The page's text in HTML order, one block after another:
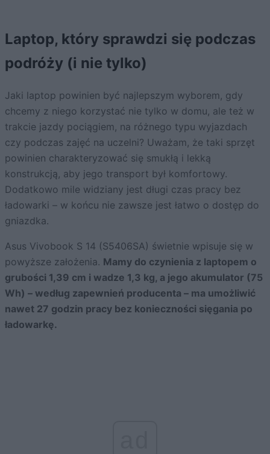
Laptop, który sprawdzi się podczas
podróży (i nie tylko)
Jaki laptop powinien być najlepszym wyborem, gdy
chcemy z niego korzystać nie tylko w domu, ale też w
trakcie jazdy pociągiem, na różnego typu wyjazdach
czy podczas zajęć na uczelni? Uważam, że taki sprzęt
powinien charakteryzować się smukłą i lekką
konstrukcją, aby jego transport był komfortowy.
Dodatkowo mile widziany jest długi czas pracy bez
ładowarki – w końcu nie zawsze jest łatwo o dostęp do
gniazdka.
Asus Vivobook S 14 (S5406SA) świetnie wpisuje się w
powyższe założenia. Mamy do czynienia z laptopem o
grubości 1,39 cm i wadze 1,3 kg, a jego akumulator (75
Wh) – według zapewnień producenta – ma umożliwić
nawet 27 godzin pracy bez konieczności sięgania po
ładowarkę.